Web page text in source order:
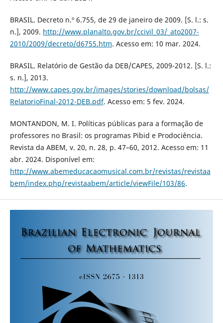
BRASIL. Decreto n.º 6.755, de 29 de janeiro de 2009. [S. l.: s.
n.], 2009. http://www.planalto.gov.br/ccivil_03/_ato2007-
2010/2009/decreto/d6755.htm. Acesso em: 10 mar. 2024.
BRASIL. Relatório de Gestão da DEB/CAPES, 2009-2012. [S. l.:
s. n.], 2013.
http://www.capes.gov.br/images/stories/download/bolsas/
RelatorioFinal-2012-DEB.pdf. Acesso em: 5 fev. 2024.
MONTANDON, M. I. Políticas públicas para a formação de
professores no Brasil: os programas Pibid e Prodociência.
Revista da ABEM, v. 20, n. 28, p. 47–60, 2012. Acesso em: 11
abr. 2024. Disponível em:
http://www.abemeducacaomusical.com.br/revistas/revistaa
bem/index.php/revistaabem/article/viewFile/103/86.